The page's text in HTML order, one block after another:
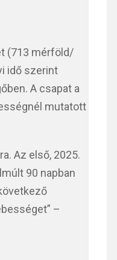
(713 mérföld/
idő szerint
A csapat a
mutatott
Az első, 2025.
90 napban
–